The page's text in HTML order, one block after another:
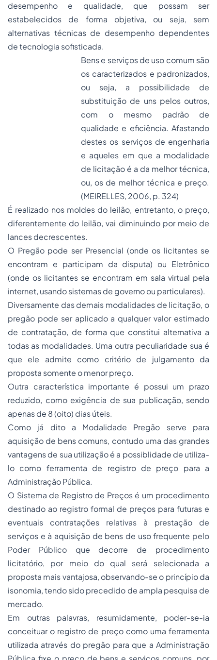
desempenho e qualidade, que possam ser
estabelecidos de forma objetiva, ou seja, sem
alternativas técnicas de desempenho dependentes
de tecnologia sofisticada.
Bens e serviços de uso comum são
os caracterizados e padronizados,
ou seja, a possibilidade de
substituição de uns pelos outros,
com o mesmo padrão de
qualidade e eficiência. Afastando
destes os serviços de engenharia
e aqueles em que a modalidade
de licitação é a da melhor técnica,
ou, os de melhor técnica e preço.
(MEIRELLES, 2006, p. 324)
É realizado nos moldes do leilão, entretanto, o preço,
diferentemente do leilão, vai diminuindo por meio de
lances decrescentes.
O Pregão pode ser Presencial (onde os licitantes se
encontram e participam da disputa) ou Eletrônico
(onde os licitantes se encontram em sala virtual pela
internet, usando sistemas de governo ou particulares).
Diversamente das demais modalidades de licitação, o
pregão pode ser aplicado a qualquer valor estimado
de contratação, de forma que constitui alternativa a
todas as modalidades. Uma outra peculiaridade sua é
que ele admite como critério de julgamento da
proposta somente o menor preço.
Outra característica importante é possui um prazo
reduzido, como exigência de sua publicação, sendo
apenas de 8 (oito) dias úteis.
Como já dito a Modalidade Pregão serve para
aquisição de bens comuns, contudo uma das grandes
vantagens de sua utilização é a possiblidade de utiliza-
lo como ferramenta de registro de preço para a
Administração Pública.
O Sistema de Registro de Preços é um procedimento
destinado ao registro formal de preços para futuras e
eventuais contratações relativas à prestação de
serviços e à aquisição de bens de uso frequente pelo
Poder Público que decorre de procedimento
licitatório, por meio do qual será selecionada a
proposta mais vantajosa, observando-se o princípio da
isonomia, tendo sido precedido de ampla pesquisa de
mercado.
Em outras palavras, resumidamente, poder-se-ia
conceituar o registro de preço como uma ferramenta
utilizada através do pregão para que a Administração